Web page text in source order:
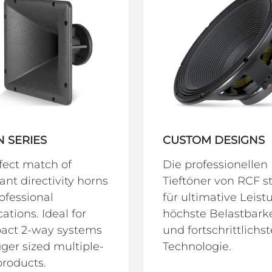
SERIES
match of
directivity horns
Ideal for
2-way systems
sized multiple-
CUSTOM DESIGNS
Die professionellen
Tieftöner von RCF
für ultimative
höchste
und
Technologie.